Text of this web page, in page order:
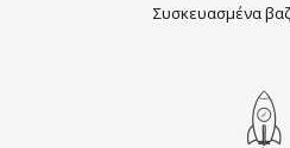
Συσκευασμένα